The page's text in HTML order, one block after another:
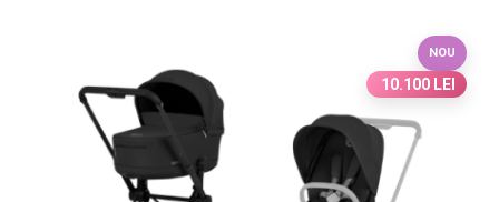
SCAUNE AUTO
SCOICI AUTO
NOU
10.100 LEI